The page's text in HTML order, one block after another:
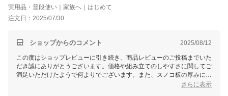
実用品・普段使い｜家族へ｜はじめて
注文日：2025/07/30
ショップからのコメント 2025/08/12
この度はショップレビューに引き続き、商品レビューのご投稿までいた
だき誠にありがとうございます。価格や組み立てのしやすさに関してご
満足いただけたようで何よりでございます。また、スノコ板の厚みに関
しましては貴重なご感想をお寄せいただき、重ねて感謝申し上げます。
さらに表示